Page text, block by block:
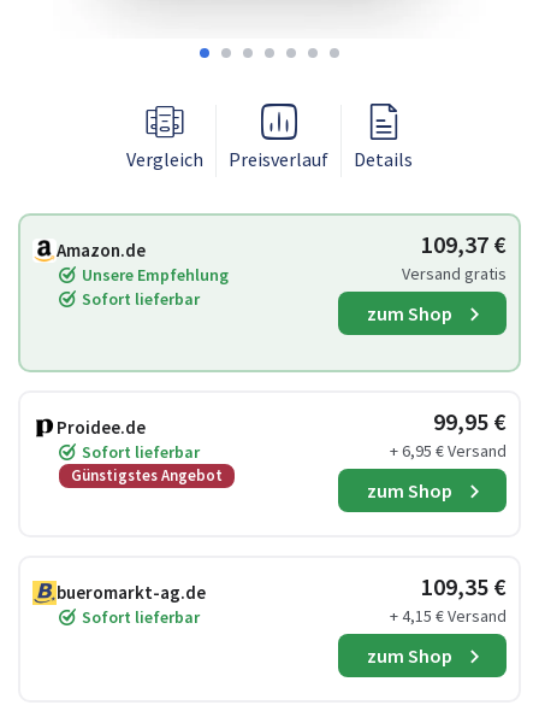
Vergleich Preisverlauf Details
Amazon.de
Unsere Empfehlung
Sofort lieferbar
109,37 €
Versand gratis
zum Shop
Proidee.de
Sofort lieferbar
Günstigstes Angebot
99,95 €
+ 6,95 € Versand
zum Shop
bueromarkt-ag.de
Sofort lieferbar
109,35 €
+ 4,15 € Versand
zum Shop